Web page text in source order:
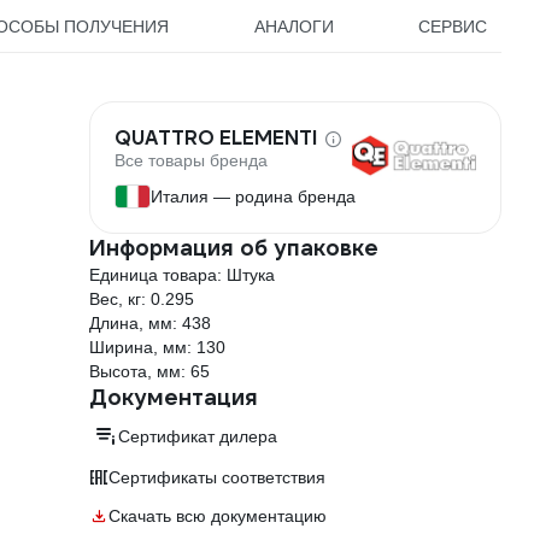
ПОЛУЧЕНИЯ АНАЛОГИ СЕРВИС
QUATTRO ELEMENTI
Все товары бренда
Италия — родина бренда
Информация об упаковке
Единица товара: Штука
Вес, кг: 0.295
Длина, мм: 438
Ширина, мм: 130
Высота, мм: 65
Документация
Сертификат дилера
Сертификаты соответствия
Скачать всю документацию